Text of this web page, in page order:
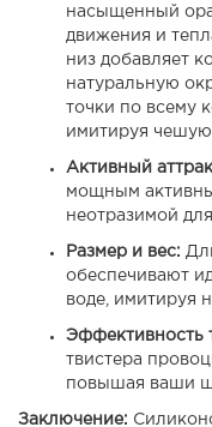
насыщенный
движения и
низ добавляет
натуральную
точки по всему
имитируя
Активный
мощным
неотразимой
Размер и вес:
обеспечивают
воде, имитируя
Эффективность
твистера
повышая ваши
Заключение: